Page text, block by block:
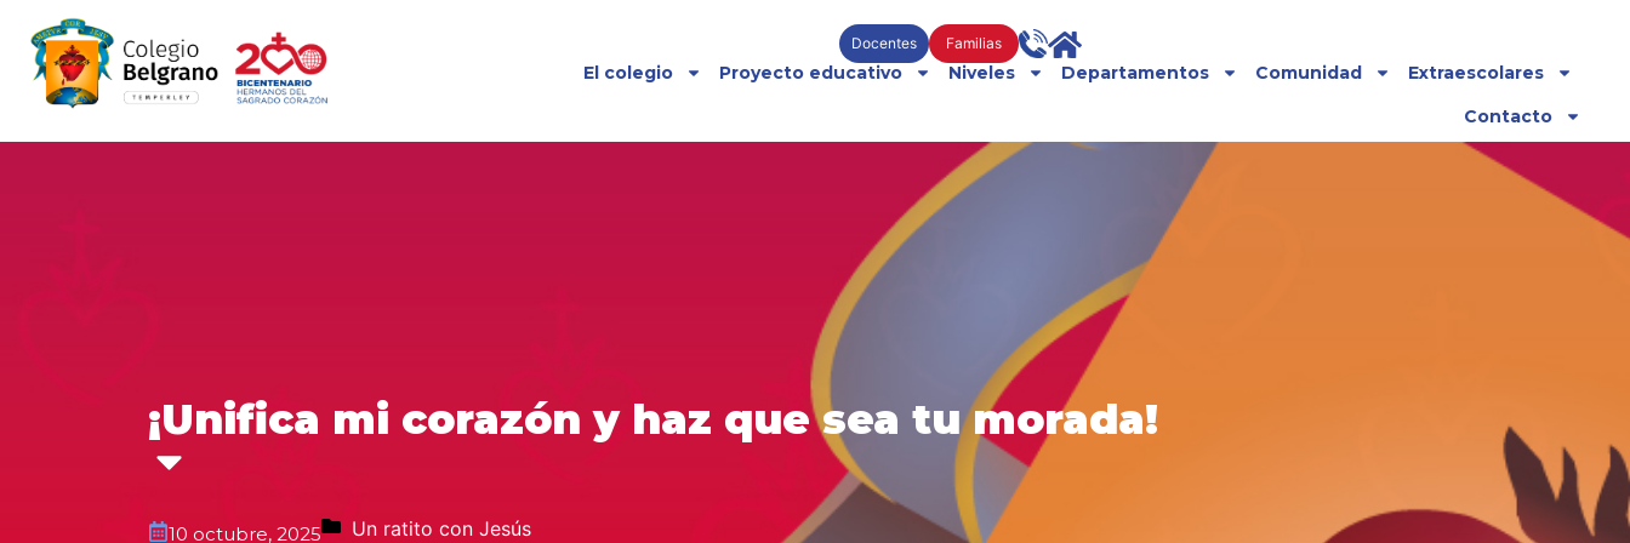
Docentes Familias
El colegio Proyecto educativo Niveles Departamentos Comunidad
Extraescolares
Contacto
¡Unifica mi corazón y haz que sea tu morada!
10 octubre, 2025 Un ratito con Jesús